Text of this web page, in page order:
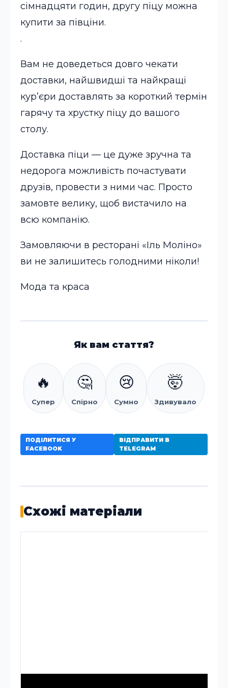
сімнадцяти годин, другу піцу можна
купити за півціни.
.
Вам не доведеться довго чекати
доставки, найшвидші та найкращі
кур’єри доставлять за короткий термін
гарячу та хрустку піцу до вашого
столу.
Доставка піци — це дуже зручна та
недорога можливість почастувати
друзів, провести з ними час. Просто
замовте велику, щоб вистачило на
всю компанію.
Замовляючи в ресторані «Іль Моліно»
ви не залишитесь голодними ніколи!
Мода та краса
Як вам стаття?
🔥
Супер
🤔
Спірно
😢
Сумно
🤯
Здивувало
ПОДІЛИТИСЯ У
FACEBOOK
ВІДПРАВИТИ В
TELEGRAM
Схожі матеріали